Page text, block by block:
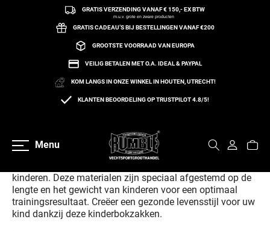
naar de contentGRATIS VERZENDING VANAF € 150,- EX BTW
m.u.v. grote en zware producten
GRATIS CADEAU’S BIJ BESTELLINGEN VANAF €200
GROOTSTE VOORRAAD VAN EUROPA
VEILIG BETALEN MET O.A. IDEAL & PAYPAL
KOM LANGS IN ONZE WINKEL IN HOUTEN, UTRECHT!
KLANTEN BEOORDELING OP TRUSTPILOT 4.8/5!
Menu
Kinderbokszakken
Bestel een kinderbokszak zodat uw kind ook thuis kan
oefenen. Rumble Store Holland heeft een speciaal
kinderen. Deze materialen zijn speciaal afgestemd op de
lengte en het gewicht van kinderen voor een optimaal
trainingsresultaat. Creëer een gezonde levensstijl voor uw
kind dankzij deze kinderbokzakken.